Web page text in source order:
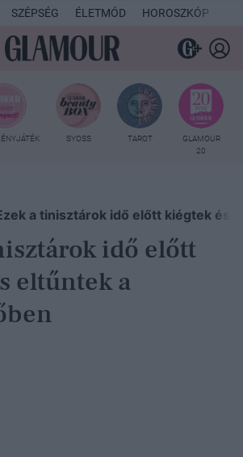
SZÉPSÉG ÉLETMÓD HOROSZKÓP
SYOSS TAROT
GLAMOUR
20
a tinisztárok idő előtt kiégtek és
idő előtt
eltűntek a